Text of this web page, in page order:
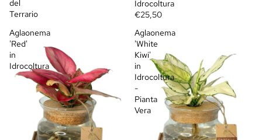
del
Terrario
Idrocoltura
€25,50
Aglaonema
'Red'
in
Idrocoltura
Aglaonema
'White
Kiwi'
in
Idrocoltura
-
Pianta
Vera